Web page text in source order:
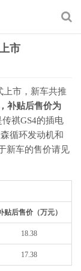
市
上市，新车共推
补贴后售价为
传祺GS4的插电
循环发动机和
新车的售价请见
贴后售价（万元）
18.38
17.38